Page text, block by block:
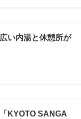
い内湯と休憩所が
KYOTO SANGA